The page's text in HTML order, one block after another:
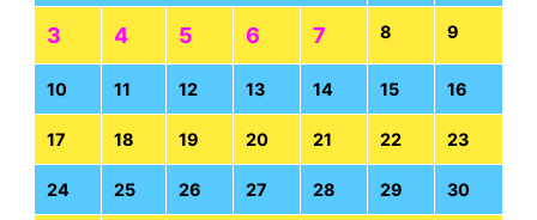
3 4 5 6 7 8 9
10 11 12 13 14 15 16
17 18 19 20 21 22 23
24 25 26 27 28 29 30